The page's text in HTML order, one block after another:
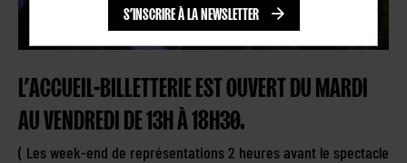
L’ACCUEIL-BILLETTERIE EST OUVERT DU MARDI
AU VENDREDI DE 13H À 18H30.
( Les week-end de représentations 2 heures avant le spectacle
S’INSCRIRE À LA NEWSLETTER